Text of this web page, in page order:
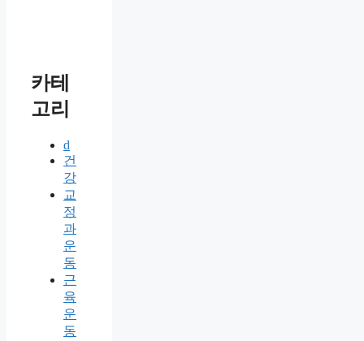
카테
고리
d
건
강
교
정
과
운
동
근
육
운
동